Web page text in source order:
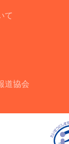
て
道協会